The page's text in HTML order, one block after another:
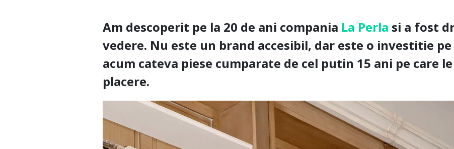
Am descoperit pe la 20 de ani compania La Perla si a fost
vedere. Nu este un brand accesibil, dar este o investitie
acum cateva piese cumparate de cel putin 15 ani pe care
placere.